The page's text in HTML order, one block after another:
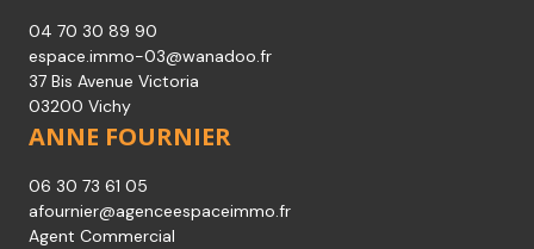
04 70 30 89 90
espace.immo-03@wanadoo.fr
37 Bis Avenue Victoria
03200 Vichy
ANNE FOURNIER
06 30 73 61 05
afournier@agenceespaceimmo.fr
Agent Commercial